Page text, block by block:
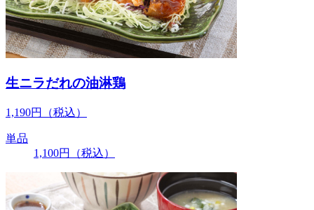
生ニラだれの油淋鶏
1,190円 （税込）
単品
1,100円 （税込）